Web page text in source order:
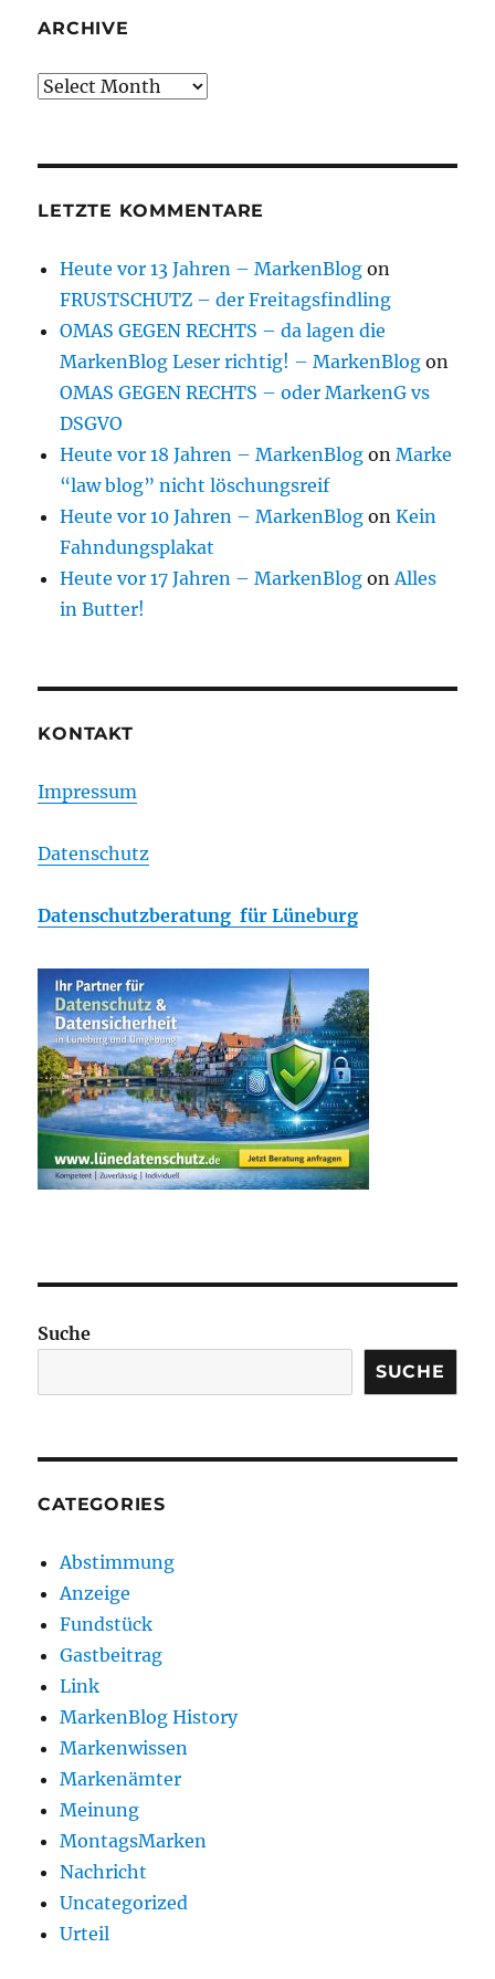
ARCHIVE
Archive
LETZTE KOMMENTARE
Heute vor 13 Jahren – MarkenBlog on
FRUSTSCHUTZ – der Freitagsfindling
OMAS GEGEN RECHTS – da lagen die
MarkenBlog Leser richtig! – MarkenBlog on
OMAS GEGEN RECHTS – oder MarkenG vs
DSGVO
Heute vor 18 Jahren – MarkenBlog onMarke
“law blog” nicht löschungsreif
Heute vor 10 Jahren – MarkenBlog onKein
Fahndungsplakat
Heute vor 17 Jahren – MarkenBlog onAlles
in Butter!
KONTAKT
Impressum
Datenschutz
Datenschutzberatung für Lüneburg
Suche
SUCHE
CATEGORIES
Abstimmung
Anzeige
Fundstück
Gastbeitrag
Link
MarkenBlog History
Markenwissen
Markenämter
Meinung
MontagsMarken
Nachricht
Uncategorized
Urteil